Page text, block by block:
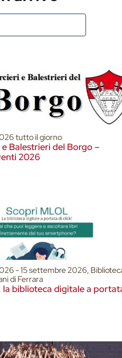
tutto il giorno
e Balestrieri del Borgo –
2026
- 15 settembre 2026,
di Ferrara
la biblioteca digitale a